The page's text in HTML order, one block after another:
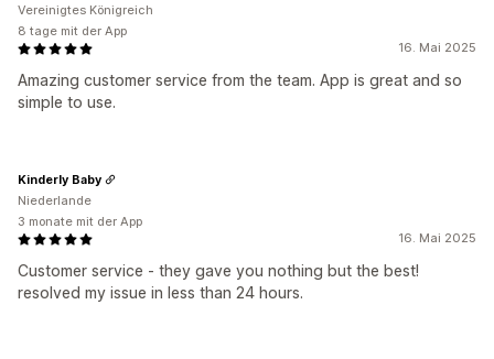
16. Mai 2025
Amazing customer service from the team. App is great and so
simple to use.
Vereinigtes Königreich
8 tage mit der App
16. Mai 2025
Customer service - they gave you nothing but the best!
resolved my issue in less than 24 hours.
Kinderly Baby
Niederlande
3 monate mit der App